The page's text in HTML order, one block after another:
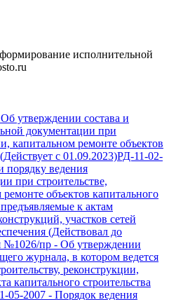
исполнительной
Об утверждении состава и
документации при
капитальном ремонте объектов
с 01.09.2023)РД-11-02-
порядку ведения
при строительстве,
объектов капитального
к актам
участков сетей
(Действовал до
№1026/пр - Об утверждении
журнала, в котором ведется
реконструкции,
капитального строительства
05-2007 - Порядок ведения